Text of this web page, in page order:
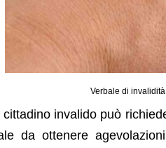
Verbale di
cittadino invalido può
da ottenere